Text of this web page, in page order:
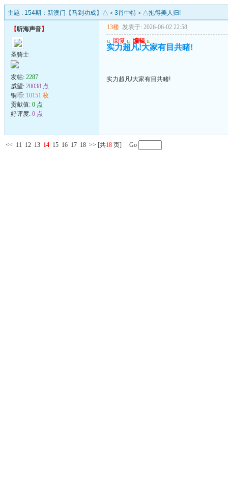
主题 : 154期：新澳门【马到功成】△＜3肖中特＞△抱得美人归!
【听海声音】
圣骑士
发帖: 2287
威望: 20038 点
铜币: 10151 枚
贡献值: 0 点
好评度: 0 点
13楼 发表于: 2026-06-02 22:58
u 回复 u 编辑 u
实力超凡!大家有目共睹!
实力超凡!大家有目共睹!
<< 11 12 13 14 15 16 17 18 >> [共18 页] Go